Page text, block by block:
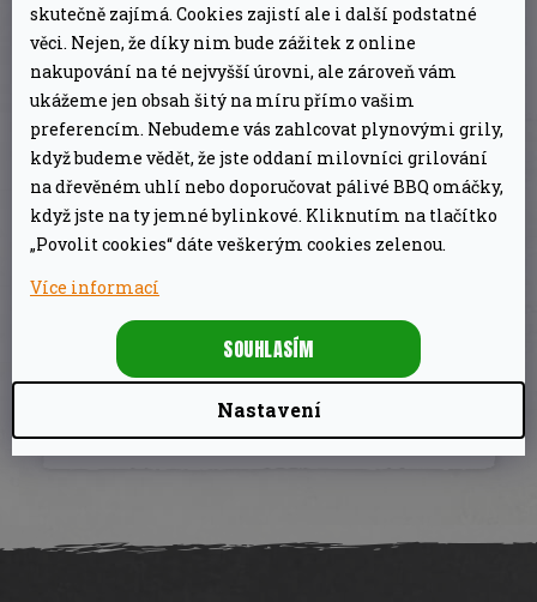
skutečně zajímá. Cookies zajistí ale i další podstatné
věci. Nejen, že díky nim bude zážitek z online
nakupování na té nejvyšší úrovni, ale zároveň vám
ukážeme jen obsah šitý na míru přímo vašim
preferencím. Nebudeme vás zahlcovat plynovými grily,
když budeme vědět, že jste oddaní milovníci grilování
na dřevěném uhlí nebo doporučovat pálivé BBQ omáčky,
když jste na ty jemné bylinkové. Kliknutím na tlačítko
„Povolit cookies“ dáte veškerým cookies zelenou.
Více informací
Nastavení
SOUHLASÍM
V kuchyni či při uzení využijete
uzenářskou nit
Borniak. Pro lepší tvar vašeho masa či
jednoduché zavěšení.
DOPLŇKOVÉ PARAMETRY
Kategorie
EAN 5902114270506
Hmotnost: 250 g
á